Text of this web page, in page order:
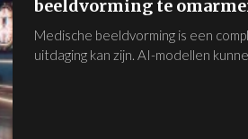
beeldvorming te
Medische beeldvorming is een
uitdaging kan zijn. AI-modellen